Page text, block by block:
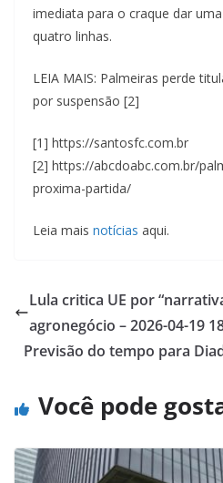
imediata para o craque dar
quatro linhas.
LEIA MAIS: Palmeiras perde
por suspensão [2]
[1] https://santosfc.com.br
[2] https://abcdoabc.com.br/
proxima-partida/
Leia mais notícias aqui.
Lula critica UE por
agronegócio – 2026-04-19
Previsão do tempo para
Você pode